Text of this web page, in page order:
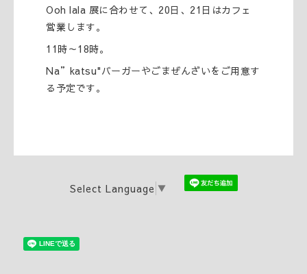
Ooh lala 展に合わせて、20日、21日はカフェ
営業します。
11時～18時。
Na”katsu"バーガーやごまぜんざいをご用意す
る予定です。
Select Language ▼